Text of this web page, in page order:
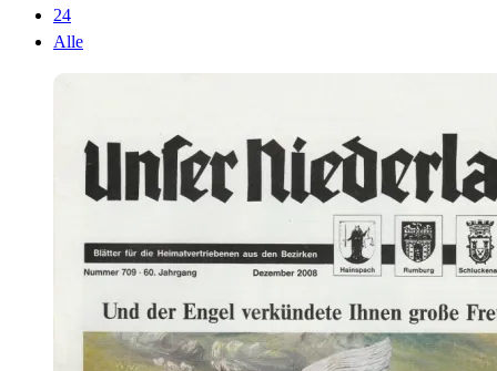
24
Alle